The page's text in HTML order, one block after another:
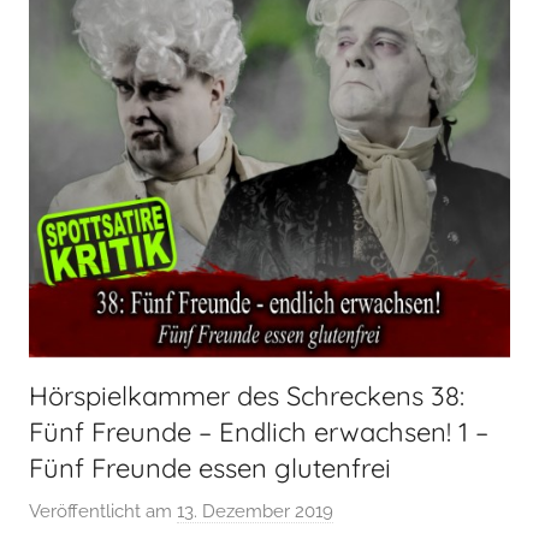
Hörspielkammer des Schreckens 38:
Fünf Freunde – Endlich erwachsen! 1 –
Fünf Freunde essen glutenfrei
Veröffentlicht am 13. Dezember 2019